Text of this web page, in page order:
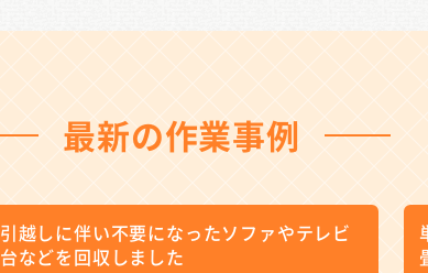
最新の作業事例
引越しに伴い不要になったソファやテレビ
台などを回収しました